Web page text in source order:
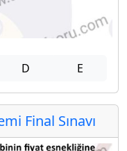
D E
Final Sınavı